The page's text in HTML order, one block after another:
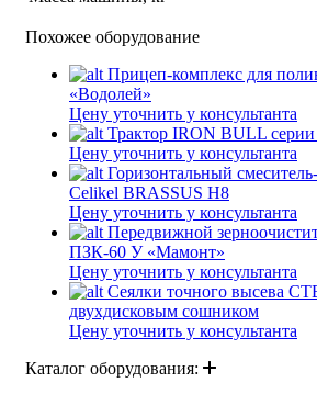
Похожее оборудование
Прицеп-комплекс для
«Водолей»
Цену уточнить у консультанта
Трактор IRON BULL
Цену уточнить у консультанта
Горизонтальный
Celikel BRASSUS H8
Цену уточнить у консультанта
Передвижной
ПЗК-60 У «Мамонт»
Цену уточнить у консультанта
Сеялки точного высева
двухдисковым сошником
Цену уточнить у консультанта
Каталог оборудования: